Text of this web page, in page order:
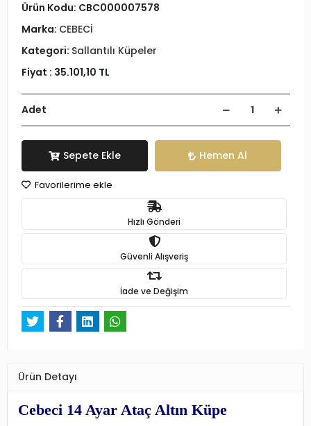
Ürün Kodu: CBC000007578
Marka: CEBECİ
Kategori: Sallantılı Küpeler
Fiyat : 35.101,10 TL
Adet
Sepete Ekle Hemen Al
Favorilerime ekle
Hızlı Gönderi
Güvenli Alışveriş
İade ve Değişim
Ürün Detayı
Cebeci 14 Ayar Ataç Altın Küpe